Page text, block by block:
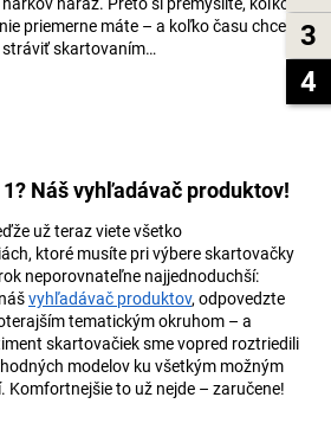
3
4
priemerne máte – a koľko času chcete
skartovaním…
Náš vyhľadávač produktov!
už teraz viete všetko
ktoré musíte pri výbere skartovačky
neporovnateľne najjednoduchší:
vyhľadávač produktov, odpovedzte
tematickým okruhom – a
skartovačiek sme vopred roztriedili
modelov ku všetkým možným
Komfortnejšie to už nejde – zaručene!